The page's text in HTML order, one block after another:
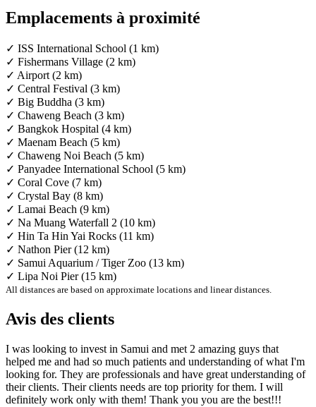
Emplacements à proximité
✓ ISS International School (1 km)
✓ Fishermans Village (2 km)
✓ Airport (2 km)
✓ Central Festival (3 km)
✓ Big Buddha (3 km)
✓ Chaweng Beach (3 km)
✓ Bangkok Hospital (4 km)
✓ Maenam Beach (5 km)
✓ Chaweng Noi Beach (5 km)
✓ Panyadee International School (5 km)
✓ Coral Cove (7 km)
✓ Crystal Bay (8 km)
✓ Lamai Beach (9 km)
✓ Na Muang Waterfall 2 (10 km)
✓ Hin Ta Hin Yai Rocks (11 km)
✓ Nathon Pier (12 km)
✓ Samui Aquarium / Tiger Zoo (13 km)
✓ Lipa Noi Pier (15 km)
All distances are based on approximate locations and linear distances.
Avis des clients
I was looking to invest in Samui and met 2 amazing guys that
helped me and had so much patients and understanding of what I'm
looking for. They are professionals and have great understanding of
their clients. Their clients needs are top priority for them. I will
definitely work only with them! Thank you you are the best!!!